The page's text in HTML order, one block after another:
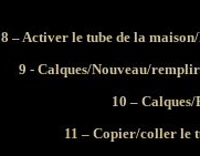
8 – Activer le tube de la
9 - Calques/Nouveau/
10 –
11 – Copier/coller le